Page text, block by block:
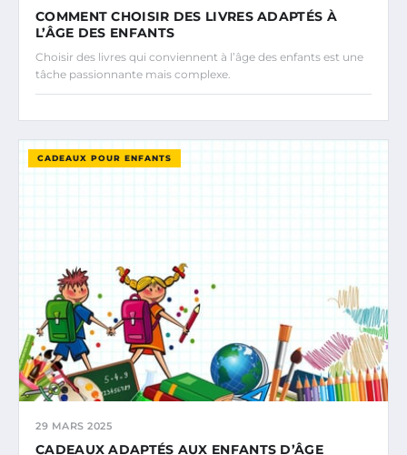
COMMENT CHOISIR DES LIVRES ADAPTÉS À
L’ÂGE DES ENFANTS
Choisir des livres qui conviennent à l’âge des enfants est une
tâche passionnante mais complexe.
CADEAUX POUR ENFANTS
29 MARS 2025
CADEAUX ADAPTÉS AUX ENFANTS D’ÂGE